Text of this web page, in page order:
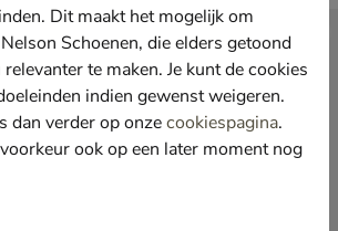
Dit maakt het mogelijk om
Schoenen, die elders getoond
te maken. Je kunt de cookies
indien gewenst weigeren.
dan verder op onzecookiespagina.
ook op een later moment nog